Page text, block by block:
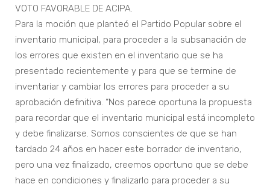
VOTO FAVORABLE DE ACIPA.
Para la moción que planteó el Partido Popular sobre el
inventario municipal, para proceder a la subsanación de
los errores que existen en el inventario que se ha
presentado recientemente y para que se termine de
inventariar y cambiar los errores para proceder a su
aprobación definitiva. “Nos parece oportuna la propuesta
para recordar que el inventario municipal está incompleto
y debe finalizarse. Somos conscientes de que se han
tardado 24 años en hacer este borrador de inventario,
pero una vez finalizado, creemos oportuno que se debe
hace en condiciones y finalizarlo para proceder a su